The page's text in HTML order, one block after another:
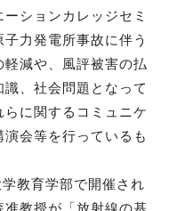
ションカレッジセミ
力発電所事故に伴う
減や、風評被害の払
、社会問題となって
に関するコミュニケ
会等を行っているも
教育学部で開催され
教授が「放射線の基